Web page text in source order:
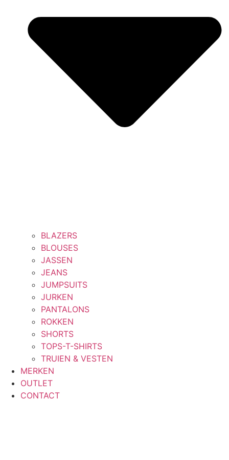
BLAZERS
BLOUSES
JASSEN
JEANS
JUMPSUITS
JURKEN
PANTALONS
ROKKEN
SHORTS
TOPS-T-SHIRTS
TRUIEN & VESTEN
MERKEN
OUTLET
CONTACT